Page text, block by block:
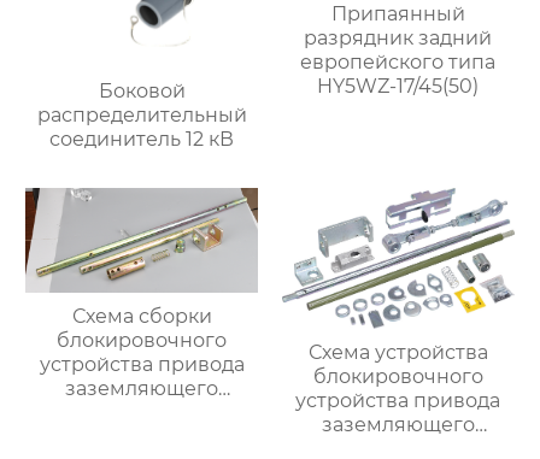
Боковой
распределительный
соединитель 12 кВ
Припаянный
разрядник задний
европейского типа
HY5WZ-17/45(50)
Схема сборки
блокировочного
устройства привода
заземляющего
Схема устройства
блокировочного
устройства привода
заземляющего